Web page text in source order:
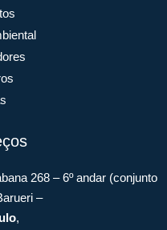
268 – 6º andar (conjunto
–
,